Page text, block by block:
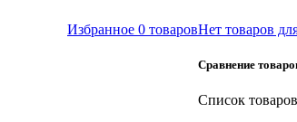
Избранное 0 товаровНет товаров
Сравнение
Список